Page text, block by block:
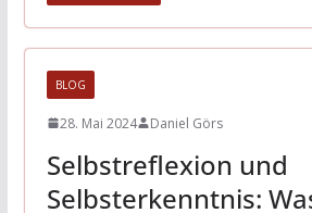
BLOG
28. Mai 2024 Daniel Görs
Selbstreflexion und
Selbsterkenntnis: